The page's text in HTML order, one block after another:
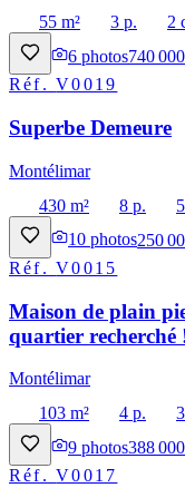
55 m²
3 p.
2
6 photos740
Réf.V0019
Superbe Demeure
Montélimar
430 m²
8 p.
10 photos250
Réf.V0015
Maison de plain
quartier recherché
Montélimar
103 m²
4 p.
9 photos388
Réf.V0017